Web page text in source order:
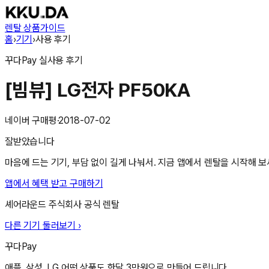
렌탈 상품가이드
홈›기기›사용 후기
꾸다Pay 실사용 후기
[빔뷰] LG전자 PF50KA
네이버 구매평·2018-07-02
잘받았습니다
마음에 드는 기기, 부담 없이 길게 나눠서. 지금 앱에서 렌탈을 시작해 보
앱에서 혜택 받고 구매하기
셰어라운드 주식회사 공식 렌탈
다른 기기 둘러보기 ›
꾸다Pay